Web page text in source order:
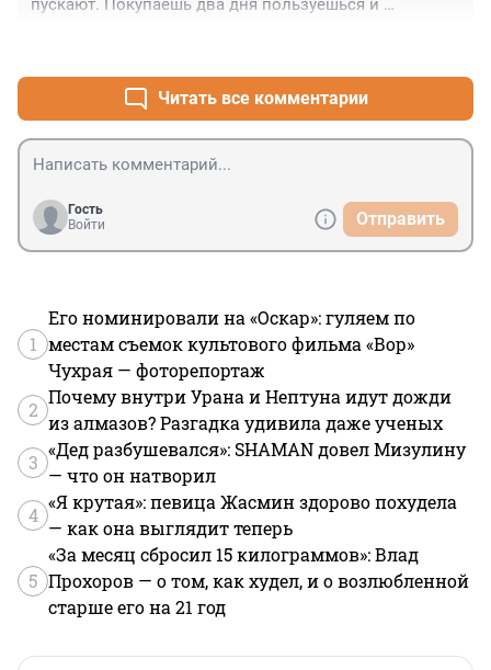
пускают. Покупаешь два дня пользуешься и
Читать все комментарии
Гость
Войти
Отправить
1
Его номинировали на «Оскар»: гуляем по
местам съемок культового фильма «Вор»
Чухрая — фоторепортаж
2
Почему внутри Урана и Нептуна идут дожди
из алмазов? Разгадка удивила даже ученых
3
«Дед разбушевался»: SHAMAN довел Мизулину
— что он натворил
4
«Я крутая»: певица Жасмин здорово похудела
— как она выглядит теперь
5
«За месяц сбросил 15 килограммов»: Влад
Прохоров — о том, как худел, и о возлюбленной
старше его на 21 год